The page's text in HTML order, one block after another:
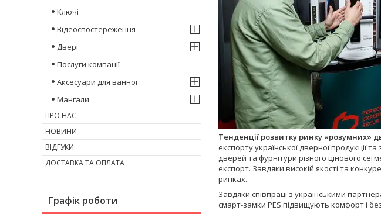
Тенденції розвитку ринку «розумних»
експорту української дверної продукції
дверей та фурнітури різного цінового
експорт. Завдяки високій якості та
ринках.
Завдяки співпраці з українськими
смарт-замки PES підвищують комфорт і
Ключі
Відеоспостереження
Двері
Послуги компанії
Аксесуари для ванної
Мангали
ПРО НАС
НОВИНИ
ВІДГУКИ
ДОСТАВКА ТА ОПЛАТА
Графік роботи